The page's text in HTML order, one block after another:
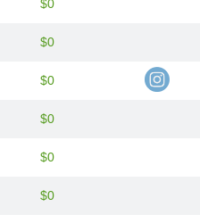
$0
$0
$0
$0
$0
$0